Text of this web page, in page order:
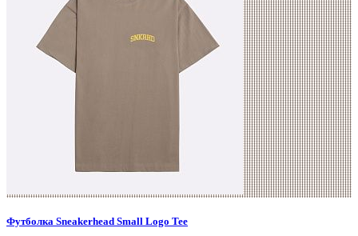
Футболка Sneakerhead Small Logo Tee